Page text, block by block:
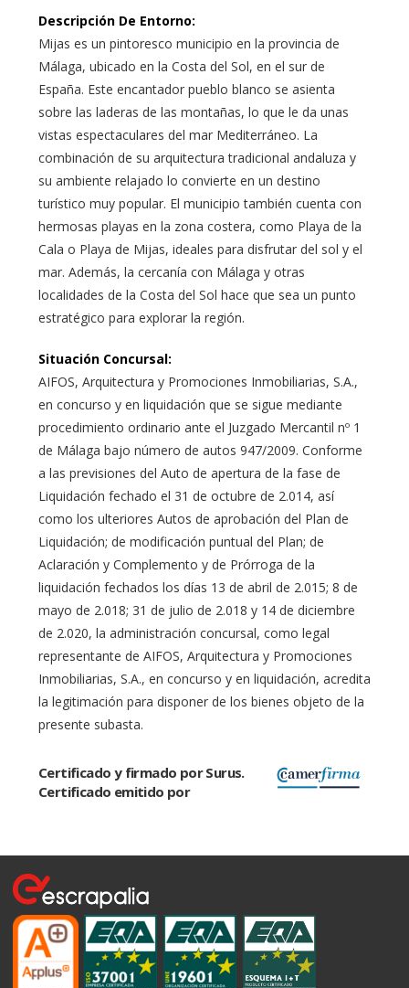
Descripción De Entorno:
Mijas es un pintoresco municipio en la provincia de
Málaga, ubicado en la Costa del Sol, en el sur de
España. Este encantador pueblo blanco se asienta
sobre las laderas de las montañas, lo que le da unas
vistas espectaculares del mar Mediterráneo. La
combinación de su arquitectura tradicional andaluza y
su ambiente relajado lo convierte en un destino
turístico muy popular. El municipio también cuenta con
hermosas playas en la zona costera, como Playa de la
Cala o Playa de Mijas, ideales para disfrutar del sol y el
mar. Además, la cercanía con Málaga y otras
localidades de la Costa del Sol hace que sea un punto
estratégico para explorar la región.
Situación Concursal:
AIFOS, Arquitectura y Promociones Inmobiliarias, S.A.,
en concurso y en liquidación que se sigue mediante
procedimiento ordinario ante el Juzgado Mercantil nº 1
de Málaga bajo número de autos 947/2009. Conforme
a las previsiones del Auto de apertura de la fase de
Liquidación fechado el 31 de octubre de 2.014, así
como los ulteriores Autos de aprobación del Plan de
Liquidación; de modificación puntual del Plan; de
Aclaración y Complemento y de Prórroga de la
liquidación fechados los días 13 de abril de 2.015; 8 de
mayo de 2.018; 31 de julio de 2.018 y 14 de diciembre
de 2.020, la administración concursal, como legal
representante de AIFOS, Arquitectura y Promociones
Inmobiliarias, S.A., en concurso y en liquidación, acredita
la legitimación para disponer de los bienes objeto de la
presente subasta.
Certificado y firmado por Surus.
Certificado emitido por